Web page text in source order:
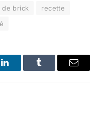
brick
recette
LinkedInTumblr Email